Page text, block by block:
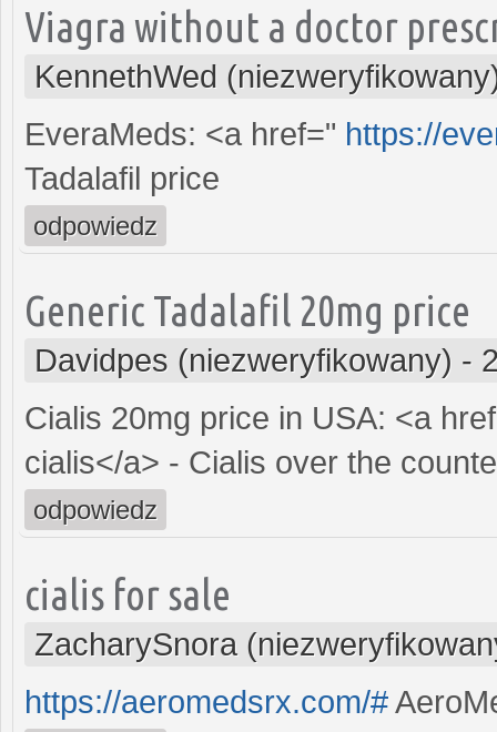
Viagra without a doctor
KennethWed
EveraMeds: <a href=" https://
Tadalafil price
odpowiedz
Generic Tadalafil 20mg price
Davidpes (niezweryfikowany) -
Cialis 20mg price in USA: <a
cialis</a> - Cialis over the
odpowiedz
cialis for sale
ZacharySnora
https://aeromedsrx.com/#